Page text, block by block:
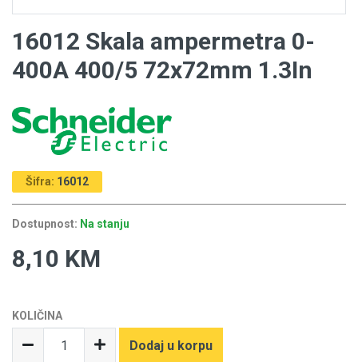
16012 Skala ampermetra 0-
400A 400/5 72x72mm 1.3In
Šifra: 16012
Dostupnost: Na stanju
8,10 KM
KOLIČINA
Dodaj u korpu